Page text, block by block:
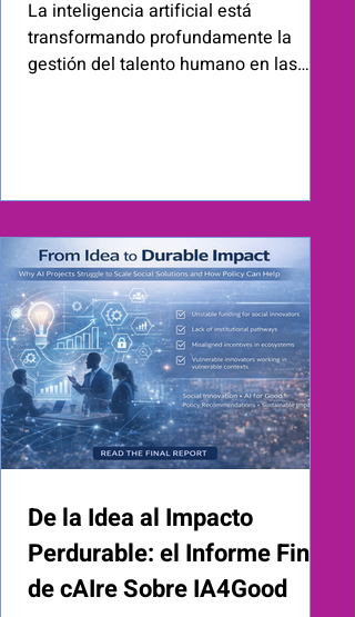
La inteligencia artificial está
transformando profundamente la
gestión del talento humano en las
empleado, lo que supone una
automatización de tareas
administrativas hasta la mejora de la
diversidad e inclusión, la inteligencia
artificial ofrece oportunidades
significativas para optimizar los
procesos de contrataci
De la Idea al Impacto
Perdurable: el Informe Final
de cAIre Sobre IA4Good